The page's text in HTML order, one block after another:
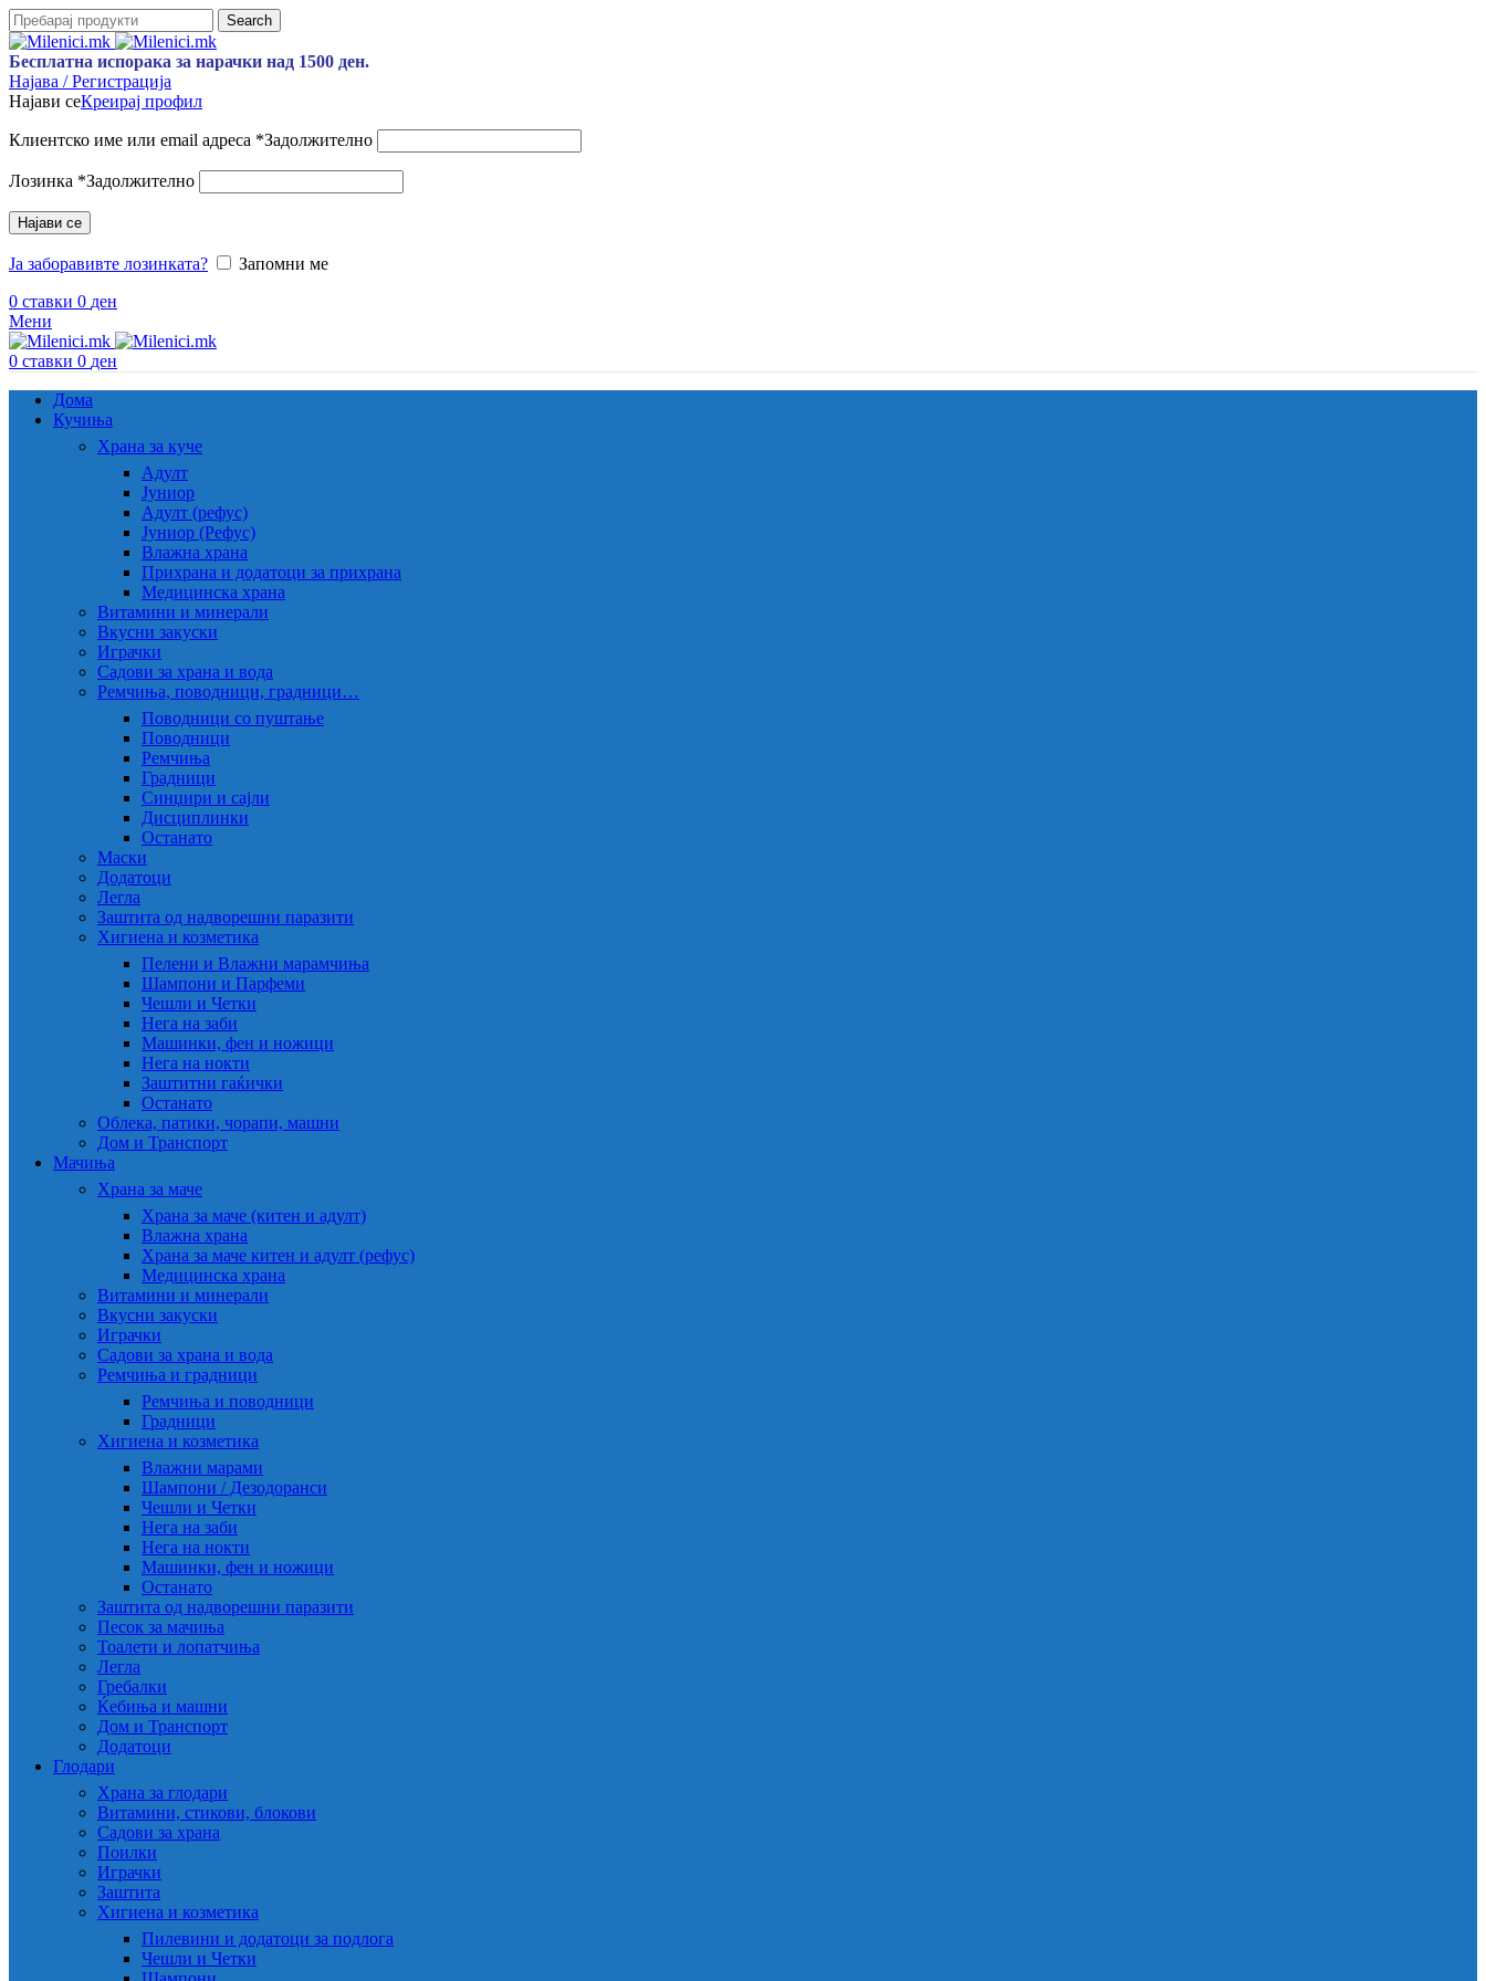
Search
Бесплатна испорака за нарачки над 1500 ден.
Најава / Регистрација
Најави сеКреирај профил
Клиентско име или email адреса *Задолжително
Лозинка *Задолжително
Најави се
Ја заборавивте лозинката?
Запомни ме
0 ставки 0 ден
Мени
0 ставки 0 ден
Дома
Кучиња
Храна за куче
Адулт
Јуниор
Адулт (рефус)
Јуниор (Рефус)
Влажна храна
Прихрана и додатоци за прихрана
Медицинска храна
Витамини и минерали
Вкусни закуски
Играчки
Садови за храна и вода
Ремчиња, поводници, градници…
Поводници со пуштање
Поводници
Ремчиња
Градници
Синџири и сајли
Дисциплинки
Останато
Маски
Додатоци
Легла
Заштита од надворешни паразити
Хигиена и козметика
Пелени и Влажни марамчиња
Шампони и Парфеми
Чешли и Четки
Нега на заби
Машинки, фен и ножици
Нега на нокти
Заштитни гаќички
Останато
Облека, патики, чорапи, машни
Дом и Транспорт
Мачиња
Храна за маче
Храна за маче (китен и адулт)
Влажна храна
Храна за маче китен и адулт (рефус)
Медицинска храна
Витамини и минерали
Вкусни закуски
Играчки
Садови за храна и вода
Ремчиња и градници
Ремчиња и поводници
Градници
Хигиена и козметика
Влажни марами
Шампони / Дезодоранси
Чешли и Четки
Нега на заби
Нега на нокти
Машинки, фен и ножици
Останато
Заштита од надворешни паразити
Песок за мачиња
Тоалети и лопатчиња
Легла
Гребалки
Ќебиња и машни
Дом и Транспорт
Додатоци
Глодари
Храна за глодари
Витамини, стикови, блокови
Садови за храна
Поилки
Играчки
Заштита
Хигиена и козметика
Пилевини и додатоци за подлога
Чешли и Четки